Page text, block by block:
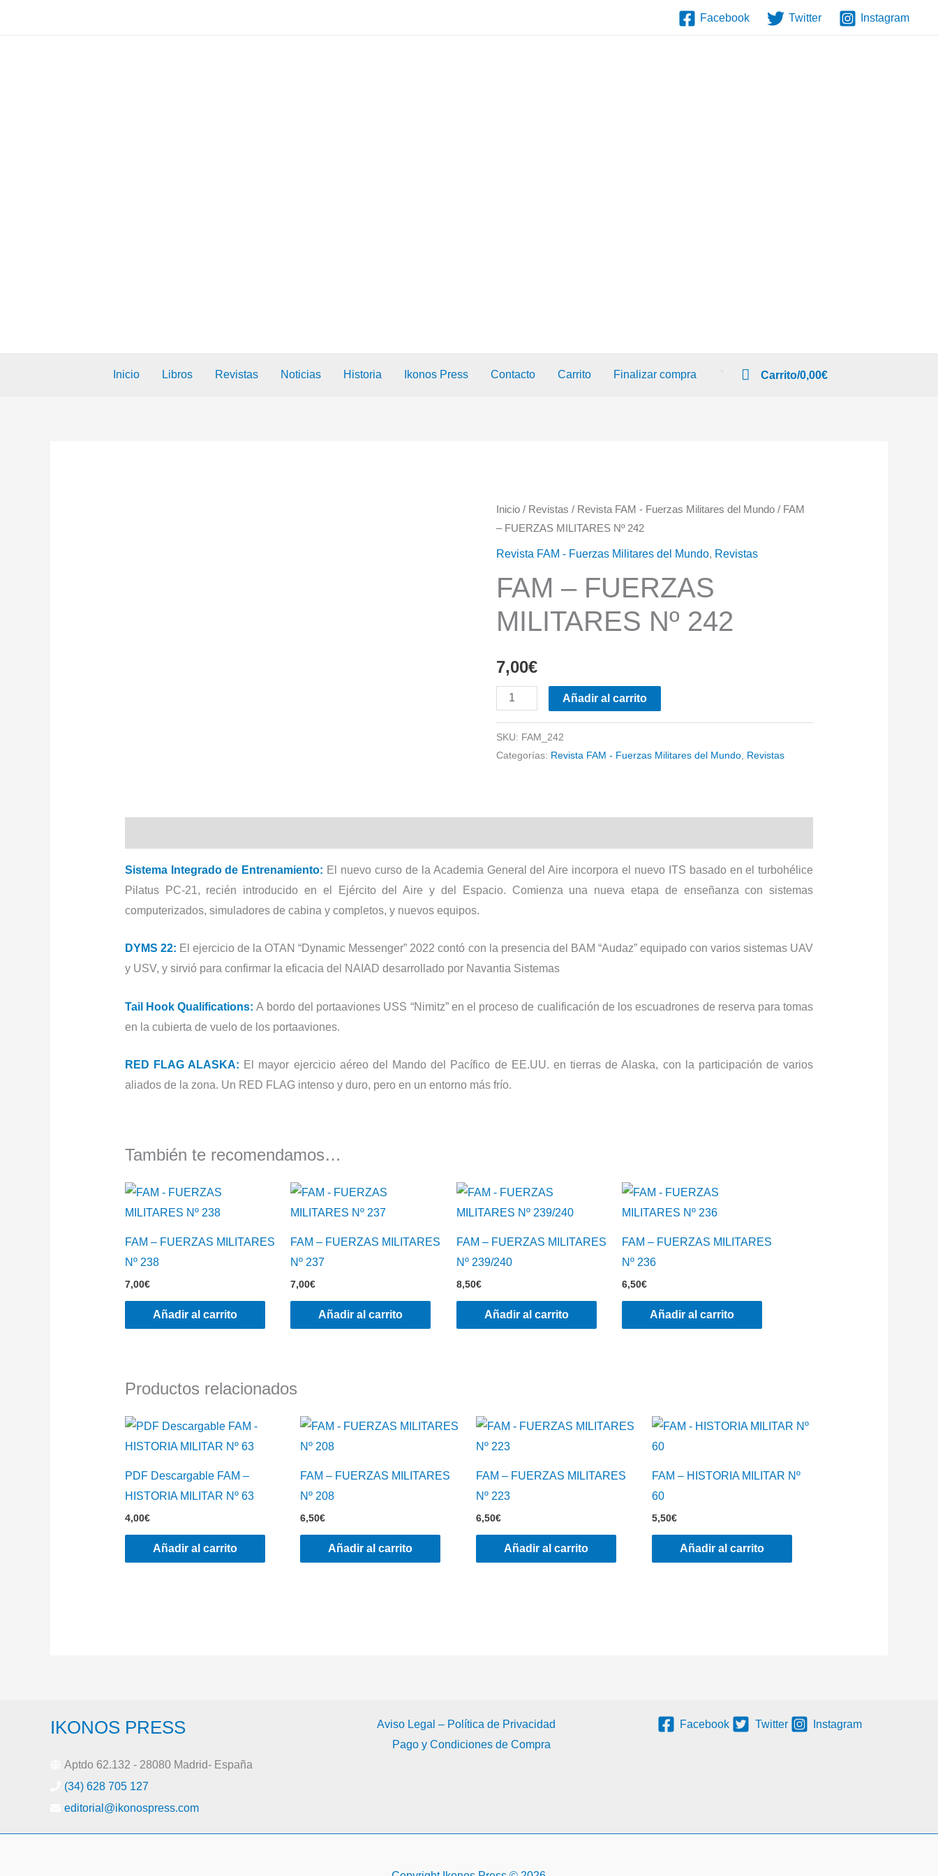
Facebook Twitter Instagram
Inicio Libros Revistas Noticias Historia Ikonos Press Contacto Carrito Finalizar compra Carrito/0,00€
Inicio / Revistas / Revista FAM - Fuerzas Militares del Mundo / FAM
– FUERZAS MILITARES Nº 242
Revista FAM - Fuerzas Militares del Mundo, Revistas
FAM – FUERZAS
MILITARES Nº 242
7,00€
FAM
FUERZAS
MILITARES
cantidad
Añadir al carrito
SKU: FAM_242
Categorías: Revista FAM - Fuerzas Militares del Mundo Revistas
Sistema Integrado de Entrenamiento: El nuevo curso de la Academia General del Aire incorpora el nuevo ITS basado en el turbohélice
Pilatus PC-21, recién introducido en el Ejército del Aire y del Espacio. Comienza una nueva etapa de enseñanza con sistemas
computerizados, simuladores de cabina y completos, y nuevos equipos.
DYMS 22: El ejercicio de la OTAN “Dynamic Messenger” 2022 contó con la presencia del BAM “Audaz” equipado con varios sistemas UAV
y USV, y sirvió para confirmar la eficacia del NAIAD desarrollado por Navantia Sistemas
Tail Hook Qualifications:A bordo del portaaviones USS “Nimitz” en el proceso de cualificación de los escuadrones de reserva para tomas
en la cubierta de vuelo de los portaaviones.
RED FLAG ALASKA: El mayor ejercicio aéreo del Mando del Pacífico de EE.UU. en tierras de Alaska, con la participación de varios
aliados de la zona. Un RED FLAG intenso y duro, pero en un entorno más frío.
También te recomendamos…
FAM – FUERZAS MILITARES
Nº 238
7,00€
Añadir al carrito
FAM – FUERZAS MILITARES
Nº 237
7,00€
Añadir al carrito
FAM – FUERZAS MILITARES
Nº 239/240
8,50€
Añadir al carrito
FAM – FUERZAS MILITARES
Nº 236
6,50€
Añadir al carrito
Productos relacionados
PDF Descargable FAM –
HISTORIA MILITAR Nº 63
4,00€
Añadir al carrito
FAM – FUERZAS MILITARES
Nº 208
6,50€
Añadir al carrito
FAM – FUERZAS MILITARES
Nº 223
6,50€
Añadir al carrito
FAM – HISTORIA MILITAR Nº
60
5,50€
Añadir al carrito
IKONOS PRESS
Aptdo 62.132 - 28080 Madrid- España
(34) 628 705 127
editorial@ikonospress.com
Aviso Legal – Política de Privacidad
Pago y Condiciones de Compra
Facebook Twitter Instagram